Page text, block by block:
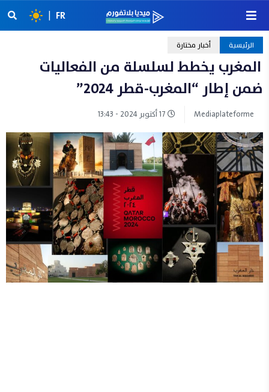
FR
|
الرئيسية أخبار مختارة
المغرب يخطط لسلسلة من الفعاليات
ضمن إطار “المغرب-قطر 2024”
Mediaplateforme